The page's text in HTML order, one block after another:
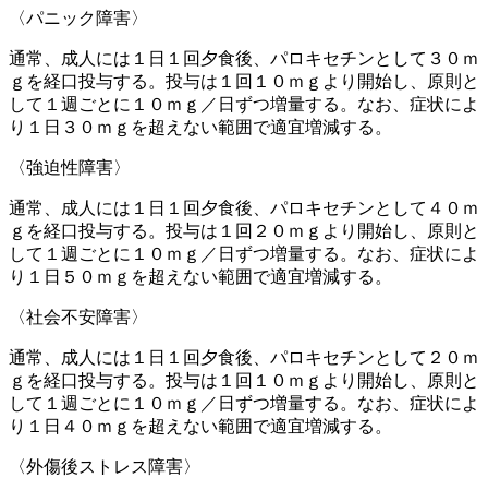
〈パニック障害〉
通常、成人には１日１回夕食後、パロキセチンとして３０ｍ
ｇを経口投与する。投与は１回１０ｍｇより開始し、原則と
して１週ごとに１０ｍｇ／日ずつ増量する。なお、症状によ
り１日３０ｍｇを超えない範囲で適宜増減する。
〈強迫性障害〉
通常、成人には１日１回夕食後、パロキセチンとして４０ｍ
ｇを経口投与する。投与は１回２０ｍｇより開始し、原則と
して１週ごとに１０ｍｇ／日ずつ増量する。なお、症状によ
り１日５０ｍｇを超えない範囲で適宜増減する。
〈社会不安障害〉
通常、成人には１日１回夕食後、パロキセチンとして２０ｍ
ｇを経口投与する。投与は１回１０ｍｇより開始し、原則と
して１週ごとに１０ｍｇ／日ずつ増量する。なお、症状によ
り１日４０ｍｇを超えない範囲で適宜増減する。
〈外傷後ストレス障害〉